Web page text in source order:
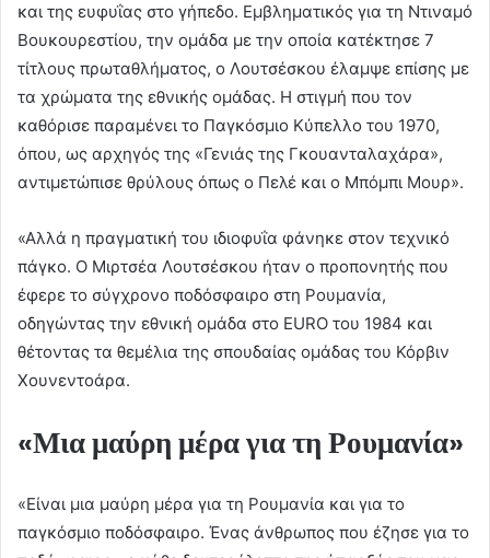
και της ευφυΐας στο γήπεδο. Εμβληματικός για τη Ντιναμό
Βουκουρεστίου, την ομάδα με την οποία κατέκτησε 7
τίτλους πρωταθλήματος, ο Λουτσέσκου έλαμψε επίσης με
τα χρώματα της εθνικής ομάδας. Η στιγμή που τον
καθόρισε παραμένει το Παγκόσμιο Κύπελλο του 1970,
όπου, ως αρχηγός της «Γενιάς της Γκουανταλαχάρα»,
αντιμετώπισε θρύλους όπως ο Πελέ και ο Μπόμπι Μουρ».
«Αλλά η πραγματική του ιδιοφυΐα φάνηκε στον τεχνικό
πάγκο. Ο Μιρτσέα Λουτσέσκου ήταν ο προπονητής που
έφερε το σύγχρονο ποδόσφαιρο στη Ρουμανία,
οδηγώντας την εθνική ομάδα στο EURO του 1984 και
θέτοντας τα θεμέλια της σπουδαίας ομάδας του Κόρβιν
Χουνεντοάρα.
«Μια μαύρη μέρα για τη Ρουμανία»
«Είναι μια μαύρη μέρα για τη Ρουμανία και για το
παγκόσμιο ποδόσφαιρο. Ένας άνθρωπος που έζησε για το